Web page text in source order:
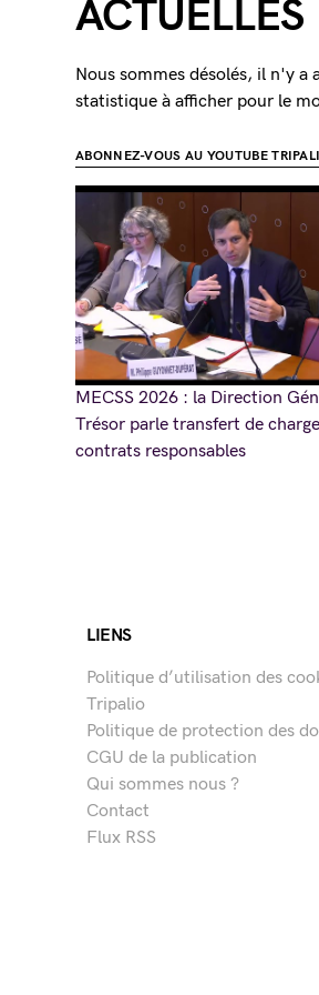
ACTUELLES
Nous sommes désolés, il n'y a
statistique à afficher pour le
ABONNEZ-VOUS AU YOUTUBE
MECSS 2026 : la Direction
Trésor parle transfert de
contrats responsables
LIENS
Politique d’utilisation des
Tripalio
Politique de protection des
CGU de la publication
Qui sommes nous ?
Contact
Flux RSS